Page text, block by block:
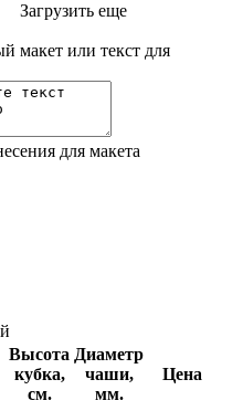
Загрузить еще
макет или текст для
для макета
Высота
кубка,
см.
Диаметр
чаши,
мм.
Цена